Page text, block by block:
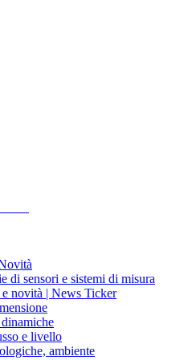
di sensori e sistemi di misura
novità | News Ticker
e livello
ambiente